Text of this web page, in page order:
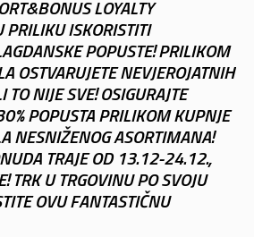
LOYALTY
ISKORISTITI
POPUSTE! PRILIKOM
OSTVARUJETE NEVJEROJATNIH
NIJE SVE! OSIGURAJTE
POPUSTA PRILIKOM KUPNJE
NESNIŽENOG ASORTIMANA!
TRAJE OD 13.12-24.12.,
TRK U TRGOVINU PO SVOJU
OVU FANTASTIČNU